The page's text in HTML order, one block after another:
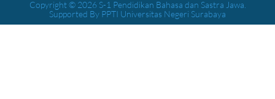
Copyright © 2026 S-1 Pendidikan Bahasa dan Sastra Jawa.
Supported By PPTI Universitas Negeri Surabaya